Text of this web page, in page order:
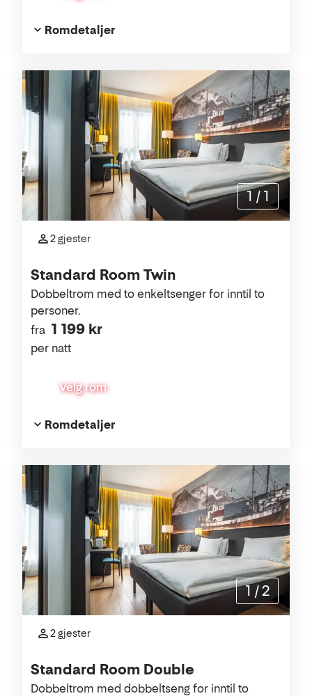
Romdetaljer
Standard Room Twin
fra 1 199 kr
per natt
Dobbeltrom med to enkeltsenger for inntil to
personer.
Velg rom
2 gjester
Romdetaljer
1 / 1
Standard Room Double
Dobbeltrom med dobbeltseng for inntil to
2 gjester
1 /2